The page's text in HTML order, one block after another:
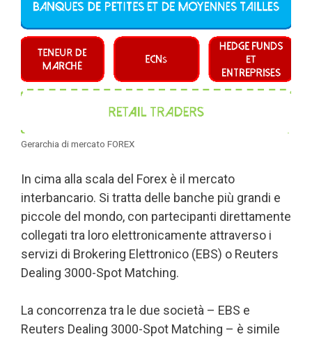
Gerarchia di mercato FOREX
In cima alla scala del Forex è il mercato
interbancario. Si tratta delle banche più grandi e
piccole del mondo, con partecipanti direttamente
collegati tra loro elettronicamente attraverso i
servizi di Brokering Elettronico (EBS) o Reuters
Dealing 3000-Spot Matching.
La concorrenza tra le due società – EBS e
Reuters Dealing 3000-Spot Matching – è simile